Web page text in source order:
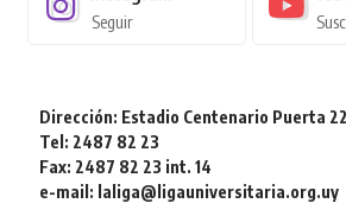
Seguir
Dirección: Estadio Centenario Puerta 22
Tel: 2487 82 23
Fax: 2487 82 23 int. 14
e-mail: laliga@ligauniversitaria.org.uy